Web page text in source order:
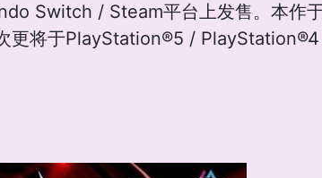
Switch / Steam平台上发售。本作
更将于PlayStation®5 /